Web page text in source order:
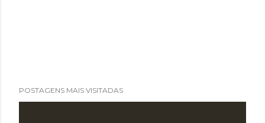
POSTAGENS MAIS VISITADAS